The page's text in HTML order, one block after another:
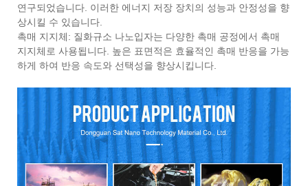
연구되었습니다. 이러한 에너지 저장 장치의 성능과 안정성을 향
상시킬 수 있습니다.
촉매 지지체: 질화규소 나노입자는 다양한 촉매 공정에서 촉매
지지체로 사용됩니다. 높은 표면적은 효율적인 촉매 반응을 가능
하게 하여 반응 속도와 선택성을 향상시킵니다.